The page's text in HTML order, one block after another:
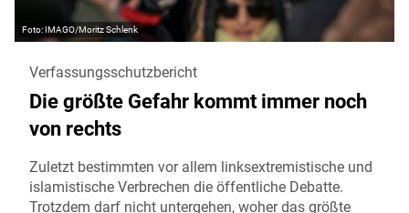
IMAGO/Moritz Schlenk
Verfassungsschutzbericht
Die größte Gefahr kommt immer noch
von rechts
Zuletzt bestimmten vor allem linksextremistische und
islamistische Verbrechen die öffentliche Debatte.
Trotzdem darf nicht untergehen, woher das größte